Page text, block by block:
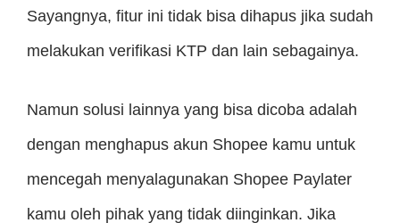
Sayangnya, fitur ini tidak bisa dihapus jika sudah
melakukan verifikasi KTP dan lain sebagainya.
Namun solusi lainnya yang bisa dicoba adalah
dengan menghapus akun Shopee kamu untuk
mencegah menyalagunakan Shopee Paylater
kamu oleh pihak yang tidak diinginkan. Jika